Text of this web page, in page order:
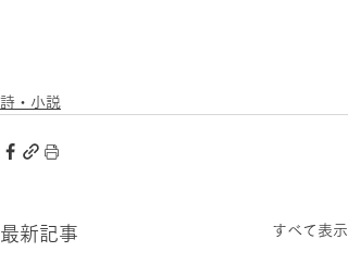
詩・小説
最新記事 すべて表示